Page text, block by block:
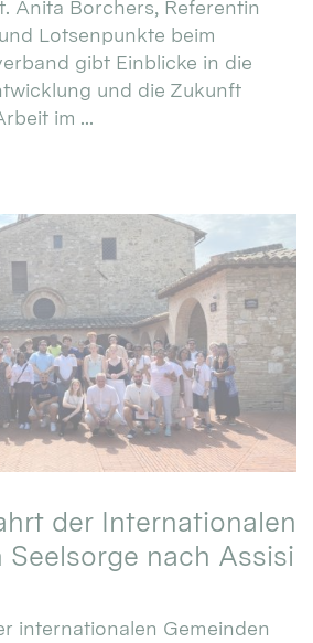
Anita Borchers, Referentin
Lotsenpunkte beim
gibt Einblicke in die
und die Zukunft
im ...
der Internationalen
Seelsorge nach Assisi
internationalen Gemeinden